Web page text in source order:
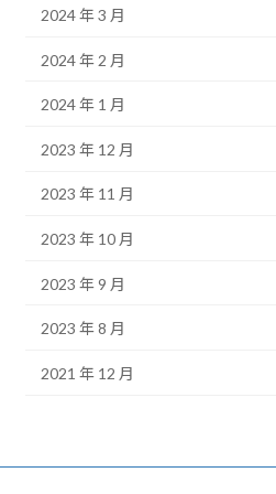
2024 年 3 月
2024 年 2 月
2024 年 1 月
2023 年 12 月
2023 年 11 月
2023 年 10 月
2023 年 9 月
2023 年 8 月
2021 年 12 月